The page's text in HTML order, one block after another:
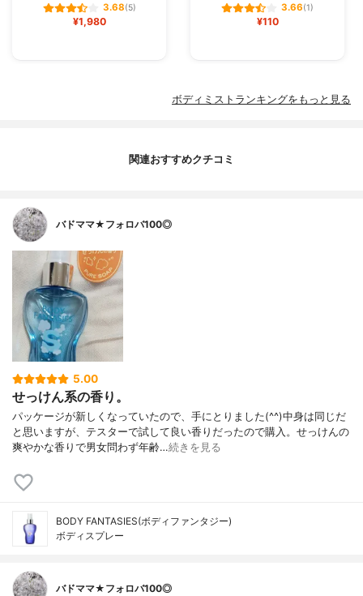
3.68(5)
¥1,980
3.66(1)
¥110
ボディミストランキングをもっと見る
関連おすすめクチコミ
バドママ★フォロバ100◎
5.00
せっけん系の香り。
パッケージが新しくなっていたので、手にとりました(^^)中身は同じだ
と思いますが、テスターで試して良い香りだったので購入。せっけんの
爽やかな香りで男女問わず年齢…続きを見る
BODY FANTASIES(ボディファンタジー)
ボディスプレー
バドママ★フォロバ100◎